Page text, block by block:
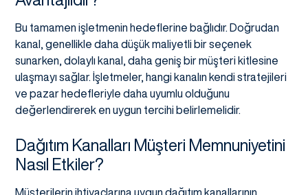
Bu tamamen işletmenin hedeflerine bağlıdır. Doğrudan
kanal, genellikle daha düşük maliyetli bir seçenek
sunarken, dolaylı kanal, daha geniş bir müşteri kitlesine
ulaşmayı sağlar. İşletmeler, hangi kanalın kendi stratejileri
ve pazar hedefleriyle daha uyumlu olduğunu
değerlendirerek en uygun tercihi belirlemelidir.
Dağıtım Kanalları Müşteri Memnuniyetini
Nasıl Etkiler?
Müşterilerin ihtiyaçlarına uygun dağıtım kanallarının